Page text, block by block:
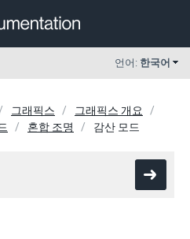
언어: 한국어
그래픽스
그래픽스 개요
혼합 조명 감산 모드